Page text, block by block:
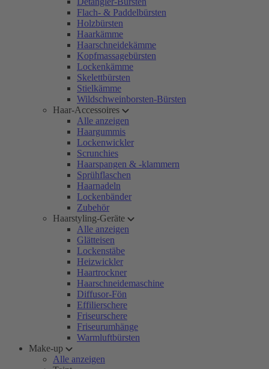
Flach- & Paddelbürsten
Holzbürsten
Haarkämme
Haarschneidekämme
Kopfmassagebürsten
Lockenkämme
Skelettbürsten
Stielkämme
Wildschweinborsten-Bürsten
Haar-Accessoires
Alle anzeigen
Haargummis
Lockenwickler
Scrunchies
Haarspangen & -klammern
Sprühflaschen
Haarnadeln
Lockenbänder
Zubehör
Haarstyling-Geräte
Alle anzeigen
Glätteisen
Lockenstäbe
Heizwickler
Haartrockner
Haarschneidemaschine
Diffusor-Fön
Effilierschere
Friseurschere
Friseurumhänge
Warmluftbürsten
Make-up
Alle anzeigen